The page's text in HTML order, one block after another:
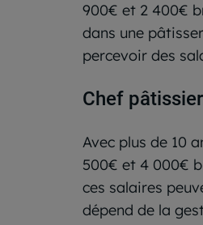
900€ et 2 400€
dans une
percevoir des
Chef
Avec plus de 10
500€ et 4 000€
ces salaires
dépend de la